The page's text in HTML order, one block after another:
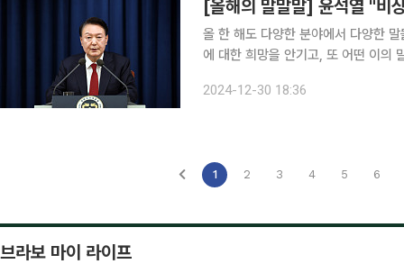
올 한 해도 다양한 분야에서 다양한
에 대한 희망을 안기고, 또 어떤 이의
에선 윤 대통령에 대한 ‘탄핵안 표결’
2024-12-30 18:36
1 2 3 4 5 6
브라보 마이 라이프